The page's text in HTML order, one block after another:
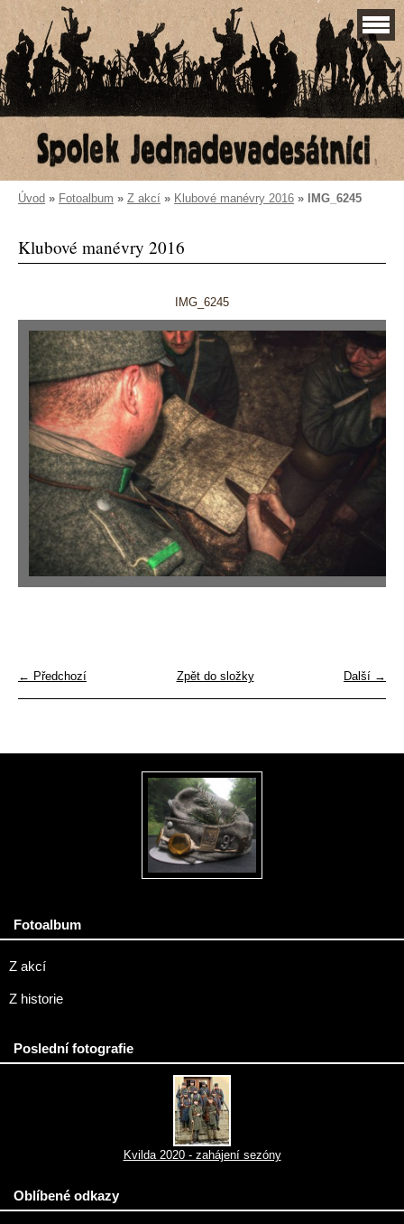
Úvod » Fotoalbum » Z akcí » Klubové manévry 2016 » IMG_6245
Klubové manévry 2016
IMG_6245
← Předchozí Další →
Zpět do složky
Fotoalbum
Z akcí
Z historie
Poslední fotografie
Kvilda 2020 - zahájení sezóny
Oblíbené odkazy